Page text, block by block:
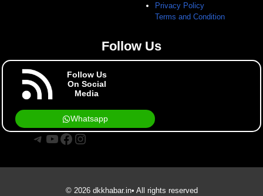
Privacy Policy
Terms and Condition
Follow Us
Follow Us
On Social
Media
Whatsapp
Telegram
YouTube
Facebook
Instagram
© 2026 dkkhabar.in• All rights reserved